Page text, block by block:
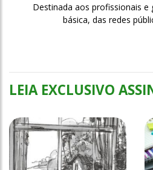
Destinada aos profissionais e
básica, das redes
LEIA EXCLUSIVO